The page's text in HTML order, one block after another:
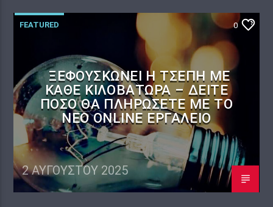
FEATURED 0
ΞΕΦΟΥΣΚΏΝΕΙ Η ΤΣΈΠΗ ΜΕ
ΚΆΘΕ ΚΙΛΟΒΑΤΏΡΑ – ΔΕΊΤΕ
ΠΌΣΟ ΘΑ ΠΛΗΡΏΣΕΤΕ ΜΕ ΤΟ
ΝΈΟ ONLINE ΕΡΓΑΛΕΊΟ
2 ΑΥΓΟΎΣΤΟΥ 2025